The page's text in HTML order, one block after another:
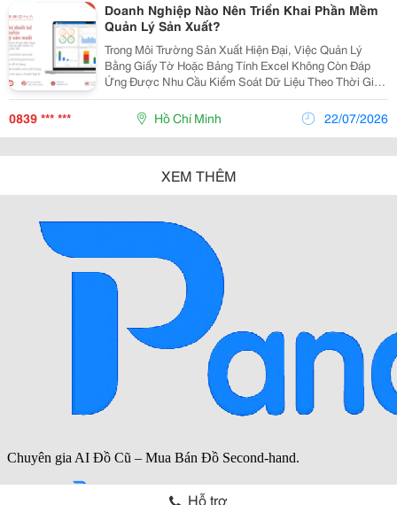
Doanh Nghiệp Nào Nên Triển Khai Phần Mềm
Quản Lý Sản Xuất?
Trong Môi Trường Sản Xuất Hiện Đại, Việc Quản Lý
Bằng Giấy Tờ Hoặc Bảng Tính Excel Không Còn Đáp
Ứng Được Nhu Cầu Kiểm Soát Dữ Liệu Theo Thời Gian
Thực. Khi Quy Mô Sản Xuất Mở Rộng, Doanh Nghiệp
Dễ Gặp Phải Các Vấn Đề Như Tồn Kho Không Chính
0839 *** *** Hồ Chí Minh 22/07/2026
XEM THÊM
Hỗ trợ